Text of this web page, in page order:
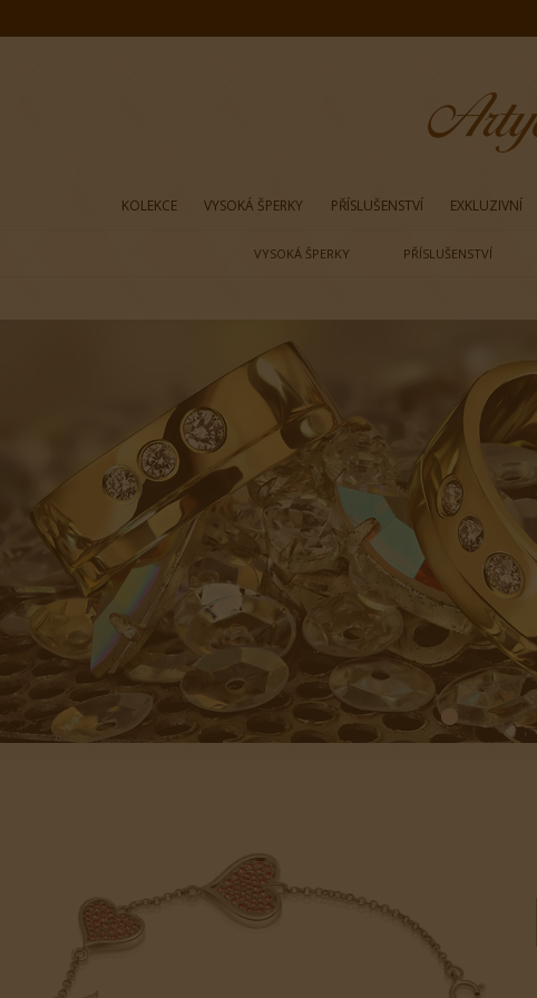
KOLEKCE VYSOKÁ ŠPERKY PŘÍSLUŠENSTVÍ EXKLUZIVNÍ
VYSOKÁ ŠPERKY PŘÍSLUŠENSTVÍ